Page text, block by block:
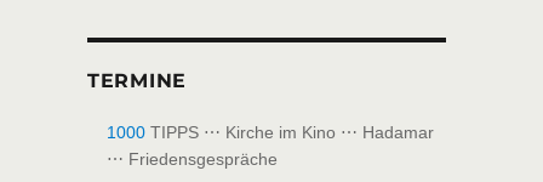
TERMINE
1000TIPPS ⋯ Kirche im Kino ⋯ Hadamar
⋯ Friedensgespräche